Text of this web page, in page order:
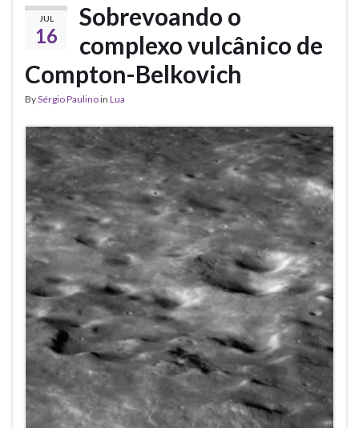
JUL
16
Sobrevoando o
complexo vulcânico de
Compton-Belkovich
BySérgio Paulinoin Lua